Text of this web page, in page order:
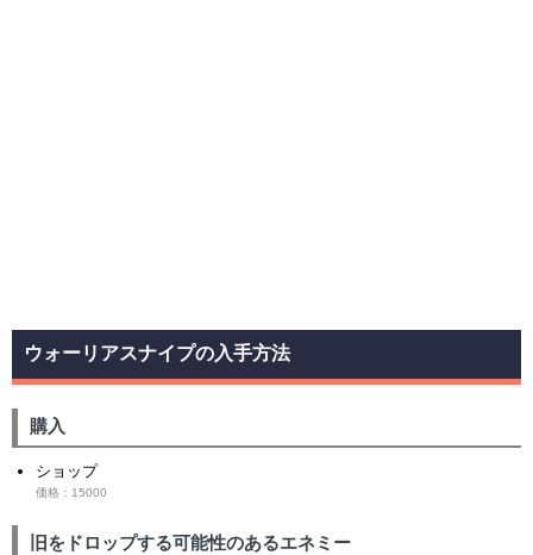
ウォーリアスナイプの入手方法
購入
ショップ
価格：15000
旧をドロップする可能性のあるエネミー